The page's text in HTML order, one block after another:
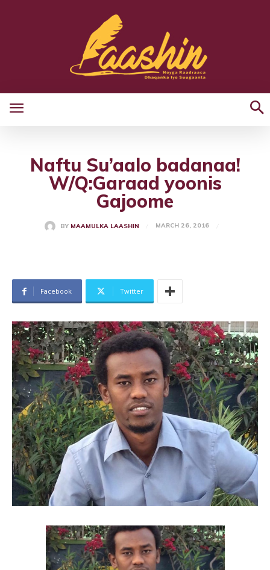
Naftu Su’aalo badanaa!
W/Q:Garaad yoonis
Gajoome
BY MAAMULKA LAASHIN MARCH 26, 2016
Facebook Twitter